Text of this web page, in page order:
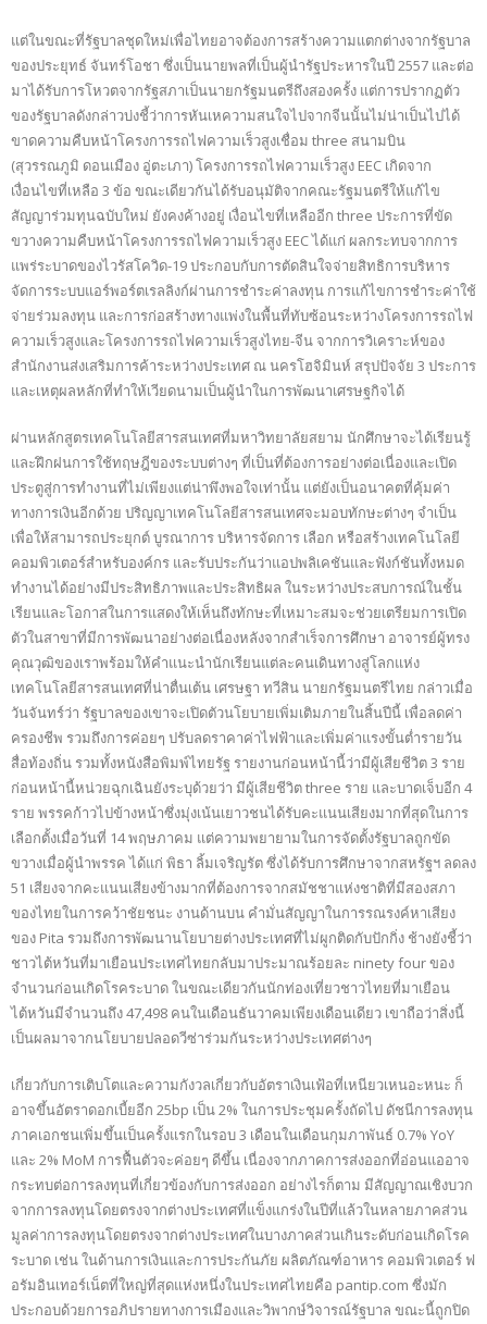
แต่ในขณะที่รัฐบาลชุดใหม่เพื่อไทยอาจต้องการสร้างความแตกต่างจากรัฐบาล
ของประยุทธ์ จันทร์โอชา ซึ่งเป็นนายพลที่เป็นผู้นำรัฐประหารในปี 2557 และต่อ
มาได้รับการโหวตจากรัฐสภาเป็นนายกรัฐมนตรีถึงสองครั้ง แต่การปรากฏตัว
ของรัฐบาลดังกล่าวบ่งชี้ว่าการหันเหความสนใจไปจากจีนนั้นไม่น่าเป็นไปได้
ขาดความคืบหน้าโครงการรถไฟความเร็วสูงเชื่อม three สนามบิน
(สุวรรณภูมิ ดอนเมือง อู่ตะเภา) โครงการรถไฟความเร็วสูง EEC เกิดจาก
เงื่อนไขที่เหลือ 3 ข้อ ขณะเดียวกันได้รับอนุมัติจากคณะรัฐมนตรีให้แก้ไข
สัญญาร่วมทุนฉบับใหม่ ยังคงค้างอยู่ เงื่อนไขที่เหลืออีก three ประการที่ขัด
ขวางความคืบหน้าโครงการรถไฟความเร็วสูง EEC ได้แก่ ผลกระทบจากการ
แพร่ระบาดของไวรัสโควิด-19 ประกอบกับการตัดสินใจจ่ายสิทธิการบริหาร
จัดการระบบแอร์พอร์ตเรลลิงก์ผ่านการชำระค่าลงทุน การแก้ไขการชำระค่าใช้
จ่ายร่วมลงทุน และการก่อสร้างทางแพ่งในพื้นที่ทับซ้อนระหว่างโครงการรถไฟ
ความเร็วสูงและโครงการรถไฟความเร็วสูงไทย-จีน จากการวิเคราะห์ของ
สำนักงานส่งเสริมการค้าระหว่างประเทศ ณ นครโฮจิมินห์ สรุปปัจจัย 3 ประการ
และเหตุผลหลักที่ทำให้เวียดนามเป็นผู้นำในการพัฒนาเศรษฐกิจได้
ผ่านหลักสูตรเทคโนโลยีสารสนเทศที่มหาวิทยาลัยสยาม นักศึกษาจะได้เรียนรู้
และฝึกฝนการใช้ทฤษฎีของระบบต่างๆ ที่เป็นที่ต้องการอย่างต่อเนื่องและเปิด
ประตูสู่การทำงานที่ไม่เพียงแต่น่าพึงพอใจเท่านั้น แต่ยังเป็นอนาคตที่คุ้มค่า
ทางการเงินอีกด้วย ปริญญาเทคโนโลยีสารสนเทศจะมอบทักษะต่างๆ จำเป็น
เพื่อให้สามารถประยุกต์ บูรณาการ บริหารจัดการ เลือก หรือสร้างเทคโนโลยี
คอมพิวเตอร์สำหรับองค์กร และรับประกันว่าแอปพลิเคชันและฟังก์ชันทั้งหมด
ทำงานได้อย่างมีประสิทธิภาพและประสิทธิผล ในระหว่างประสบการณ์ในชั้น
เรียนและโอกาสในการแสดงให้เห็นถึงทักษะที่เหมาะสมจะช่วยเตรียมการเปิด
ตัวในสาขาที่มีการพัฒนาอย่างต่อเนื่องหลังจากสำเร็จการศึกษา อาจารย์ผู้ทรง
คุณวุฒิของเราพร้อมให้คำแนะนำนักเรียนแต่ละคนเดินทางสู่โลกแห่ง
เทคโนโลยีสารสนเทศที่น่าตื่นเต้น เศรษฐา ทวีสิน นายกรัฐมนตรีไทย กล่าวเมื่อ
วันจันทร์ว่า รัฐบาลของเขาจะเปิดตัวนโยบายเพิ่มเติมภายในสิ้นปีนี้ เพื่อลดค่า
ครองชีพ รวมถึงการค่อยๆ ปรับลดราคาค่าไฟฟ้าและเพิ่มค่าแรงขั้นต่ำรายวัน
สื่อท้องถิ่น รวมทั้งหนังสือพิมพ์ไทยรัฐ รายงานก่อนหน้านี้ว่ามีผู้เสียชีวิต 3 ราย
ก่อนหน้านี้หน่วยฉุกเฉินยังระบุด้วยว่า มีผู้เสียชีวิต three ราย และบาดเจ็บอีก 4
ราย พรรคก้าวไปข้างหน้าซึ่งมุ่งเน้นเยาวชนได้รับคะแนนเสียงมากที่สุดในการ
เลือกตั้งเมื่อวันที่ 14 พฤษภาคม แต่ความพยายามในการจัดตั้งรัฐบาลถูกขัด
ขวางเมื่อผู้นำพรรค ได้แก่ พิธา ลิ้มเจริญรัต ซึ่งได้รับการศึกษาจากสหรัฐฯ ลดลง
51 เสียงจากคะแนนเสียงข้างมากที่ต้องการจากสมัชชาแห่งชาติที่มีสองสภา
ของไทยในการคว้าชัยชนะ งานด้านบน คำมั่นสัญญาในการรณรงค์หาเสียง
ของ Pita รวมถึงการพัฒนานโยบายต่างประเทศที่ไม่ผูกติดกับปักกิ่ง ช้างยังชี้ว่า
ชาวไต้หวันที่มาเยือนประเทศไทยกลับมาประมาณร้อยละ ninety four ของ
จำนวนก่อนเกิดโรคระบาด ในขณะเดียวกันนักท่องเที่ยวชาวไทยที่มาเยือน
ไต้หวันมีจำนวนถึง 47,498 คนในเดือนธันวาคมเพียงเดือนเดียว เขาถือว่าสิ่งนี้
เป็นผลมาจากนโยบายปลอดวีซ่าร่วมกันระหว่างประเทศต่างๆ
เกี่ยวกับการเติบโตและความกังวลเกี่ยวกับอัตราเงินเฟ้อที่เหนียวเหนอะหนะ ก็
อาจขึ้นอัตราดอกเบี้ยอีก 25bp เป็น 2% ในการประชุมครั้งถัดไป ดัชนีการลงทุน
ภาคเอกชนเพิ่มขึ้นเป็นครั้งแรกในรอบ 3 เดือนในเดือนกุมภาพันธ์ 0.7% YoY
และ 2% MoM การฟื้นตัวจะค่อยๆ ดีขึ้น เนื่องจากภาคการส่งออกที่อ่อนแออาจ
กระทบต่อการลงทุนที่เกี่ยวข้องกับการส่งออก อย่างไรก็ตาม มีสัญญาณเชิงบวก
จากการลงทุนโดยตรงจากต่างประเทศที่แข็งแกร่งในปีที่แล้วในหลายภาคส่วน
มูลค่าการลงทุนโดยตรงจากต่างประเทศในบางภาคส่วนเกินระดับก่อนเกิดโรค
ระบาด เช่น ในด้านการเงินและการประกันภัย ผลิตภัณฑ์อาหาร คอมพิวเตอร์ ฟ
อรัมอินเทอร์เน็ตที่ใหญ่ที่สุดแห่งหนึ่งในประเทศไทยคือ pantip.com ซึ่งมัก
ประกอบด้วยการอภิปรายทางการเมืองและวิพากษ์วิจารณ์รัฐบาล ขณะนี้ถูกปิด